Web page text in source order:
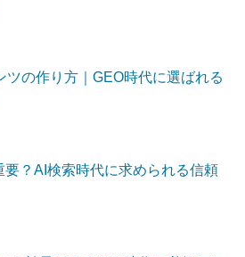
ツの作り方｜GEO時代に選ばれる
要？AI検索時代に求められる信頼